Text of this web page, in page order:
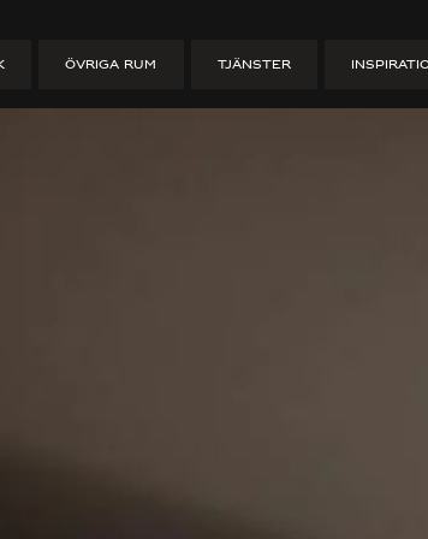
ÖVRIGA RUM TJÄNSTER
– 10
PÅ